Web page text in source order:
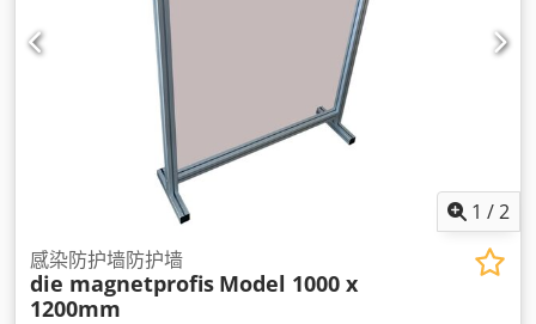
1 /2
感染防护墙防护墙
die magnetprofis Model 1000 x
1200mm